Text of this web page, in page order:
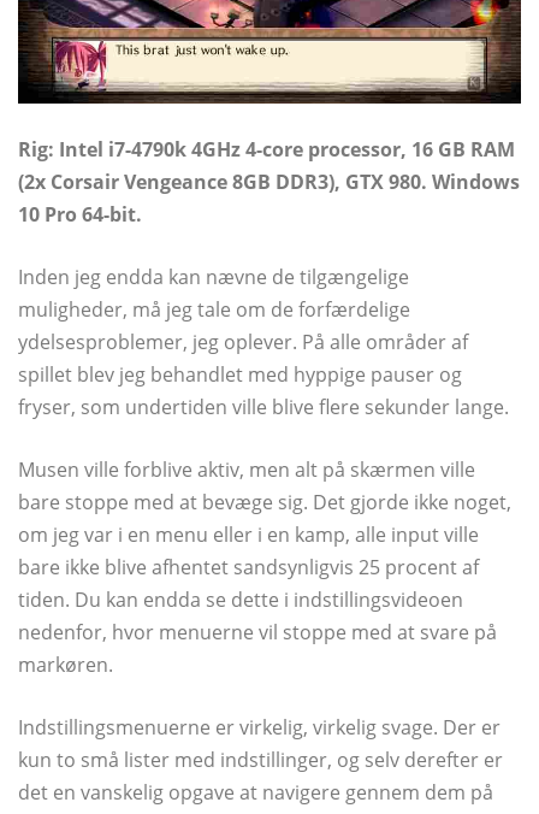
Rig: Intel i7-4790k 4GHz 4-core processor, 16 GB RAM
(2x Corsair Vengeance 8GB DDR3), GTX 980. Windows
10 Pro 64-bit.
Inden jeg endda kan nævne de tilgængelige
muligheder, må jeg tale om de forfærdelige
ydelsesproblemer, jeg oplever. På alle områder af
spillet blev jeg behandlet med hyppige pauser og
fryser, som undertiden ville blive flere sekunder lange.
Musen ville forblive aktiv, men alt på skærmen ville
bare stoppe med at bevæge sig. Det gjorde ikke noget,
om jeg var i en menu eller i en kamp, ​​alle input ville
bare ikke blive afhentet sandsynligvis 25 procent af
tiden. Du kan endda se dette i indstillingsvideoen
nedenfor, hvor menuerne vil stoppe med at svare på
markøren.
Indstillingsmenuerne er virkelig, virkelig svage. Der er
kun to små lister med indstillinger, og selv derefter er
det en vanskelig opgave at navigere gennem dem på